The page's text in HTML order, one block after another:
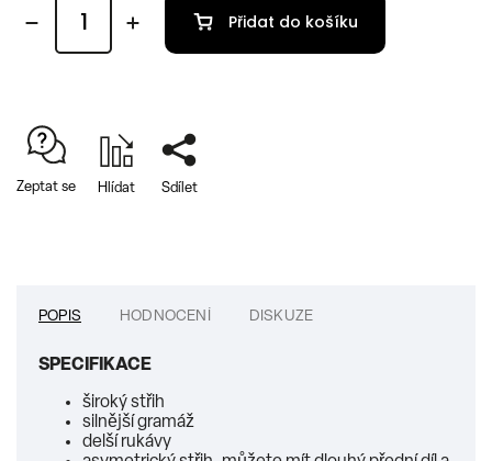
Přidat do košíku
Zeptat se Hlídat Sdílet
POPIS HODNOCENÍ DISKUZE
SPECIFIKACE
široký střih
silnější gramáž
delší rukávy